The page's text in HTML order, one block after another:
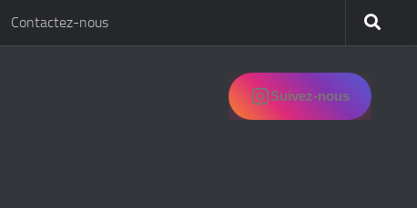
Contactez-nous
Suivez-nous